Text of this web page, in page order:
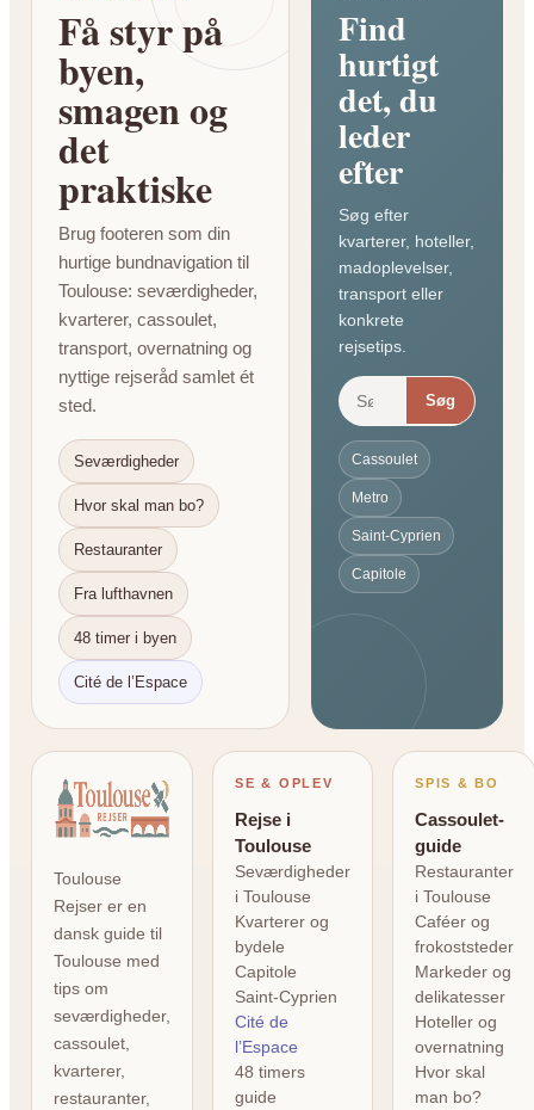
Få styr på
byen,
smagen og
det
praktiske
Brug footeren som din
hurtige bundnavigation til
Toulouse: seværdigheder,
kvarterer, cassoulet,
transport, overnatning og
nyttige rejseråd samlet ét
sted.
Seværdigheder
Hvor skal man bo?
Restauranter
Fra lufthavnen
48 timer i byen
Cité de l’Espace
Find
hurtigt
det, du
leder
efter
Søg efter
kvarterer, hoteller,
madoplevelser,
transport eller
konkrete
rejsetips.
Søg
Cassoulet
Metro
Saint-Cyprien
Capitole
Toulouse
Rejser er en
dansk guide til
Toulouse med
tips om
seværdigheder,
cassoulet,
kvarterer,
restauranter,
SE & OPLEV
Rejse i
Toulouse
Seværdigheder
i Toulouse
Kvarterer og
bydele
Capitole
Saint-Cyprien
Cité de
l’Espace
48 timers
guide
SPIS & BO
Cassoulet-
guide
Restauranter
i Toulouse
Caféer og
frokoststeder
Markeder og
delikatesser
Hoteller og
overnatning
Hvor skal
man bo?